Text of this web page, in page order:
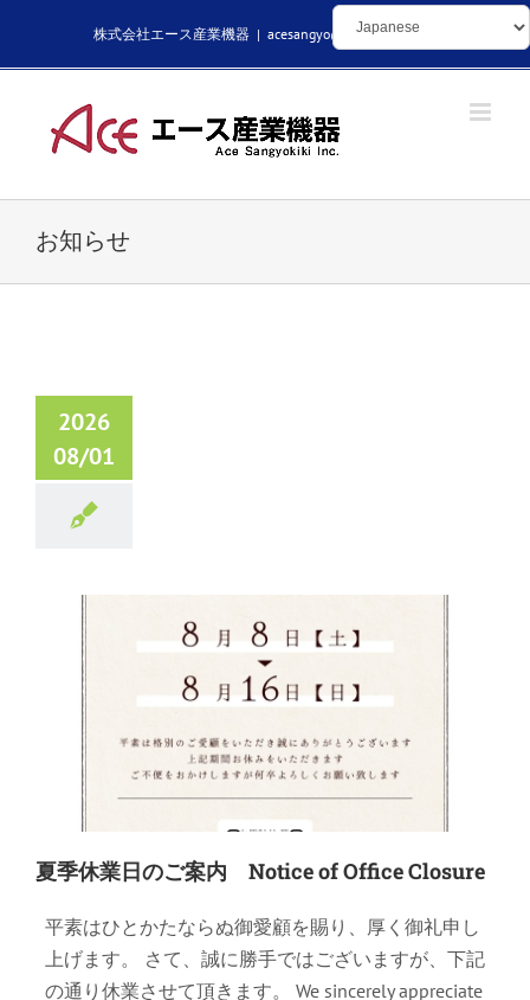
株式会社エース産業機器 | acesangyo@kikaibuhin.com
お知らせ
2026
08/01
夏季休業日のご案内 Notice of Office Closure
平素はひとかたならぬ御愛顧を賜り、厚く御礼申し
上げます。 さて、誠に勝手ではございますが、下記
の通り休業させて頂きます。 We sincerely appreciate